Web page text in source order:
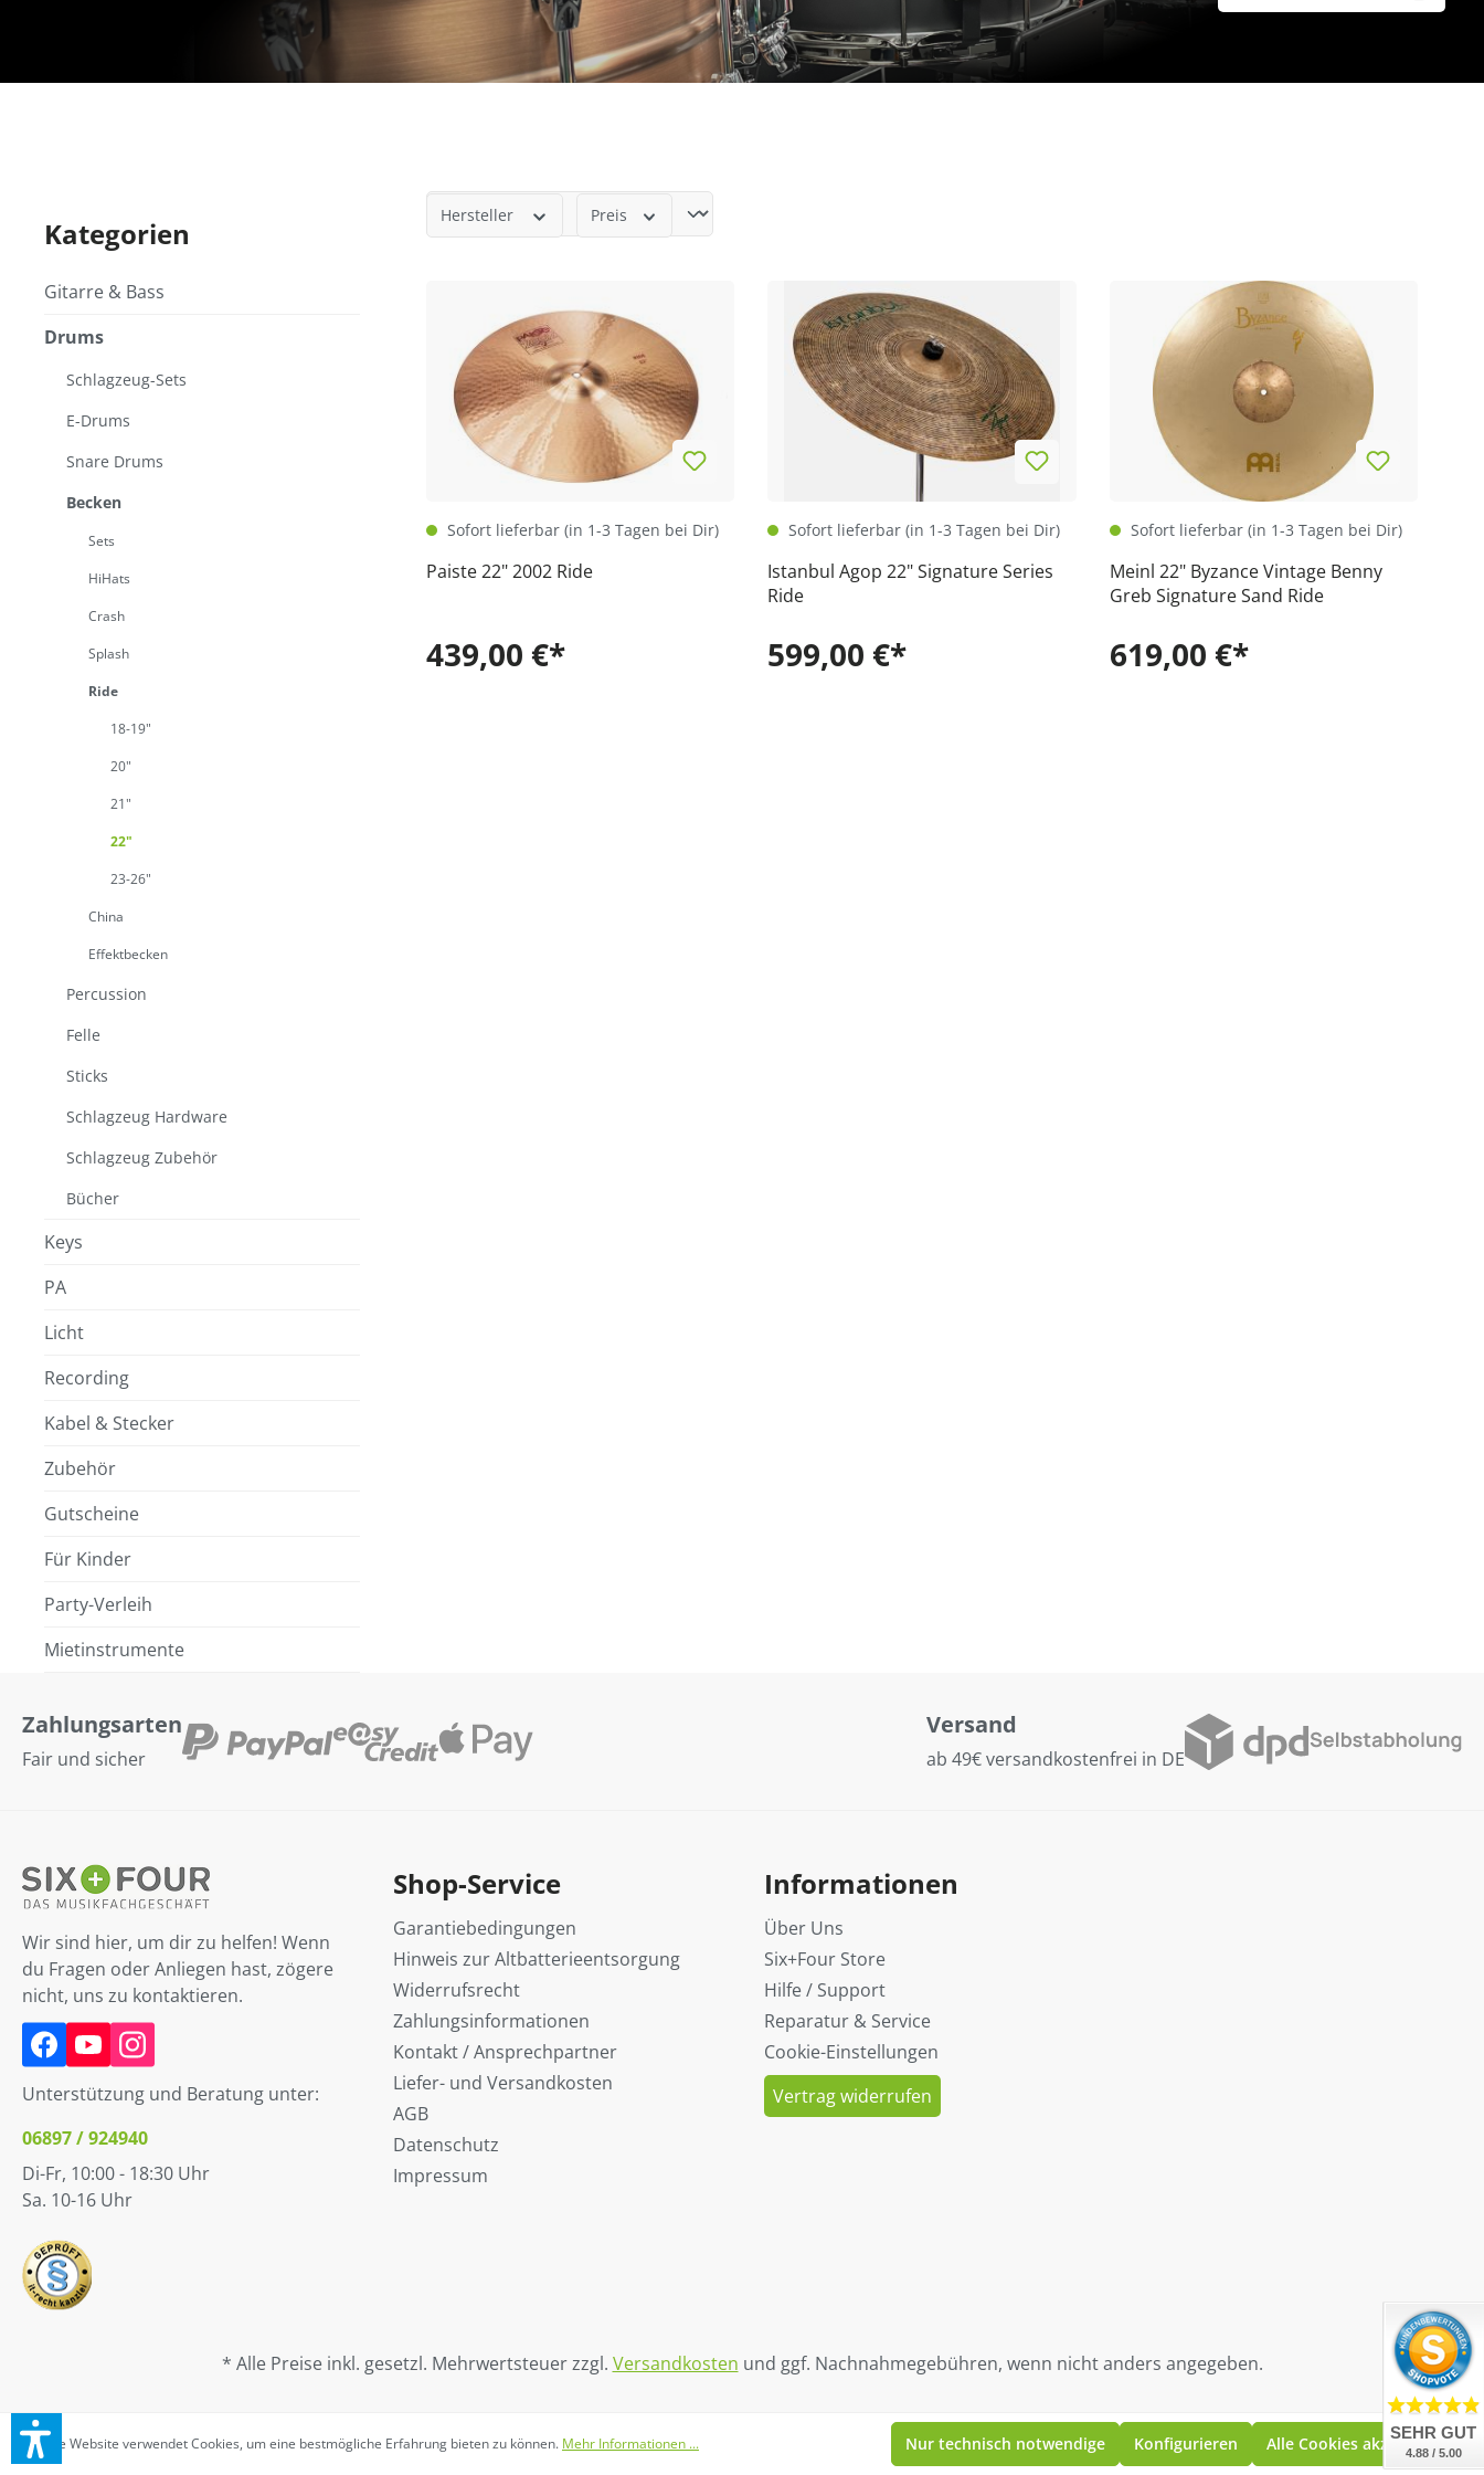
Kategorien
Gitarre & Bass
Drums
Schlagzeug-Sets
E-Drums
Snare Drums
Becken
Sets
HiHats
Crash
Splash
Ride
18-19"
20"
21"
22"
23-26"
China
Effektbecken
Percussion
Felle
Sticks
Schlagzeug Hardware
Schlagzeug Zubehör
Bücher
Keys
PA
Licht
Recording
Kabel & Stecker
Zubehör
Gutscheine
Für Kinder
Party-Verleih
Mietinstrumente
Hersteller Preis
Sofort lieferbar (in 1-3 Tagen bei Dir)
Paiste 22" 2002 Ride
439,00 €*
Sofort lieferbar (in 1-3 Tagen bei Dir)
Istanbul Agop 22" Signature Series
Ride
599,00 €*
Sofort lieferbar (in 1-3 Tagen bei Dir)
Meinl 22" Byzance Vintage Benny
Greb Signature Sand Ride
619,00 €*
Zahlungsarten
Fair und sicher
Versand
ab 49€ versandkostenfrei in DE
Wir sind hier, um dir zu helfen! Wenn
du Fragen oder Anliegen hast, zögere
nicht, uns zu kontaktieren.
Unterstützung und Beratung unter:
06897 / 924940
Di-Fr, 10:00 - 18:30 Uhr
Sa. 10-16 Uhr
Shop-Service
Garantiebedingungen
Hinweis zur Altbatterieentsorgung
Widerrufsrecht
Zahlungsinformationen
Kontakt / Ansprechpartner
Liefer- und Versandkosten
AGB
Datenschutz
Impressum
Informationen
Über Uns
Six+Four Store
Hilfe / Support
Reparatur & Service
Cookie-Einstellungen
Vertrag widerrufen
* Alle Preise inkl. gesetzl. Mehrwertsteuer zzgl. Versandkosten und ggf. Nachnahmegebühren, wenn nicht anders angegeben.
Diese Website verwendet Cookies, um eine bestmögliche Erfahrung bieten zu können. Mehr Informationen ... Nur technisch notwendige Konfigurieren Alle Cookies akzeptieren
SEHR GUT
4.88 / 5.00